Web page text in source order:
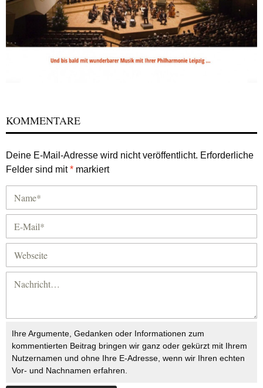
KOMMENTARE
Deine E-Mail-Adresse wird nicht veröffentlicht. Erforderliche
Felder sind mit* markiert
Ihre Argumente, Gedanken oder Informationen zum
kommentierten Beitrag bringen wir ganz oder gekürzt mit Ihrem
Nutzernamen und ohne Ihre E-Adresse, wenn wir Ihren echten
Vor- und Nachnamen erfahren.